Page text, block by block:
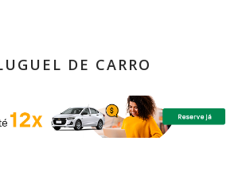
DE CARRO